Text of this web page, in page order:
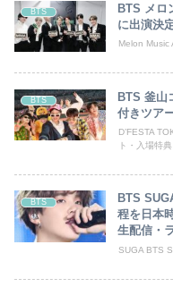
BTS
BTS メロ
に出演決
Melon Music
BTS
BTS 釜山
付きツア
D’FESTA
ト・入場特
BTS
BTS
程を日本
生配信・
SUGA BTS